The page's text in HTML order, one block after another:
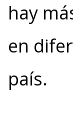
hay
en
país.